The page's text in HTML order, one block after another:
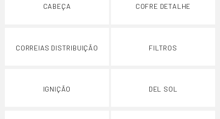
CABEÇA COFRE DETALHE
CORREIAS DISTRIBUIÇÃO FILTROS
IGNIÇÃO DEL SOL